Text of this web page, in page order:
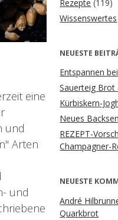
eine
und
Arten
und
Rezepte (119)
Wissenswertes
NEUESTE
Entspannen
Sauerteig
Kürbiskern-
Neues
REZEPT-
Champagner-
NEUESTE
André
Quarkbrot